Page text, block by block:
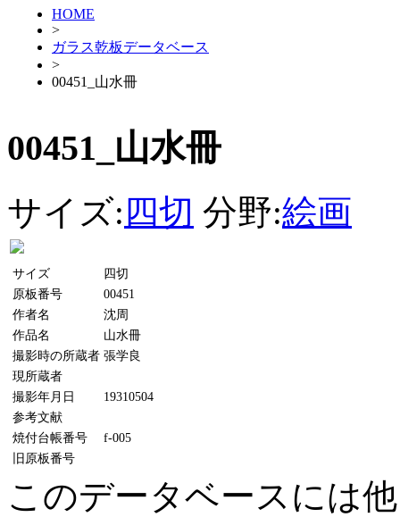
HOME
>
ガラス乾板データベース
>
00451_山水冊
00451_山水冊
サイズ: 四切 分野:絵画
サイズ
四切
原板番号
00451
作者名
沈周
作品名
山水冊
撮影時の所蔵者 張学良
現所蔵者
撮影年月日
19310504
参考文献
焼付台帳番号
f-005
旧原板番号
このデータベースには